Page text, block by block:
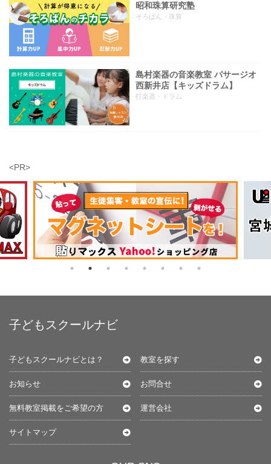
昭和珠算研究塾
そろばん・珠算
島村楽器の音楽教室 パサージオ
西新井店【キッズドラム】
打楽器・ドラム
<PR>
子どもスクールナビ
子どもスクールナビとは？ 教室を探す
お知らせ お問合せ
無料教室掲載をご希望の方 運営会社
サイトマップ